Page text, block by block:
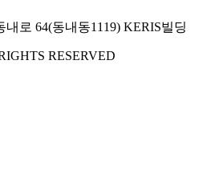
로 64(동내동1119) KERIS빌딩
RESERVED